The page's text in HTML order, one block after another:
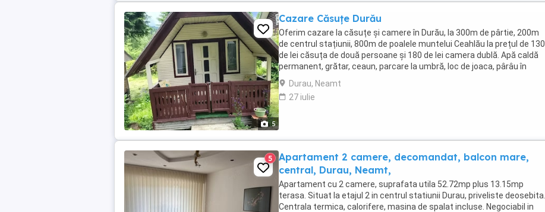
5
Cazare Căsuțe Durău
Oferim cazare la căsuțe și camere în Durău, la 300m de pârtie, 200m
de centrul stațiunii, 800m de poalele muntelui Ceahlău la prețul de 130
de lei căsuța de două persoane și 180 de lei camera dublă. Apă caldă
permanent, grătar, ceaun, parcare la umbră, loc de joaca, pârâu în
spatele locației, bucătărie ...
Durau, Neamt
27 iulie
5
Apartament 2 camere, decomandat, balcon mare,
central, Durau, Neamt,
Apartament cu 2 camere, suprafata utila 52.72mp plus 13.15mp
terasa. Situat la etajul 2 in centrul statiunii Durau, priveliste deosebita.
Centrala termica, calorifere, masina de spalat incluse. Negociabil in